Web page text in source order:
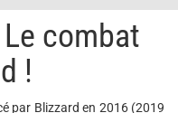
combat
!
par Blizzard en 2016 (2019